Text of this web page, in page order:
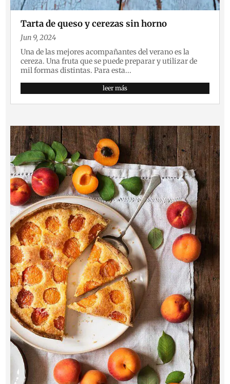
Tarta de queso y cerezas sin horno
Jun 9, 2024
Una de las mejores acompañantes del verano es la
cereza. Una fruta que se puede preparar y utilizar de
mil formas distintas. Para esta...
leer más